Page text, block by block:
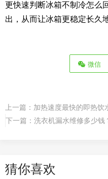
更快速判断冰箱不制冷怎么
出，从而让冰箱更稳定长久
微信
上一篇： 加热速度最快的即热饮
下一篇： 洗衣机漏水维修多少钱
猜你喜欢